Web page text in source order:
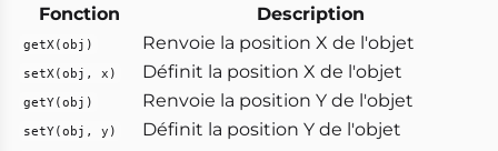
Fonction Description
getX(obj) Renvoie la position X de l'objet
setX(obj, x) Définit la position X de l'objet
getY(obj) Renvoie la position Y de l'objet
setY(obj, y) Définit la position Y de l'objet